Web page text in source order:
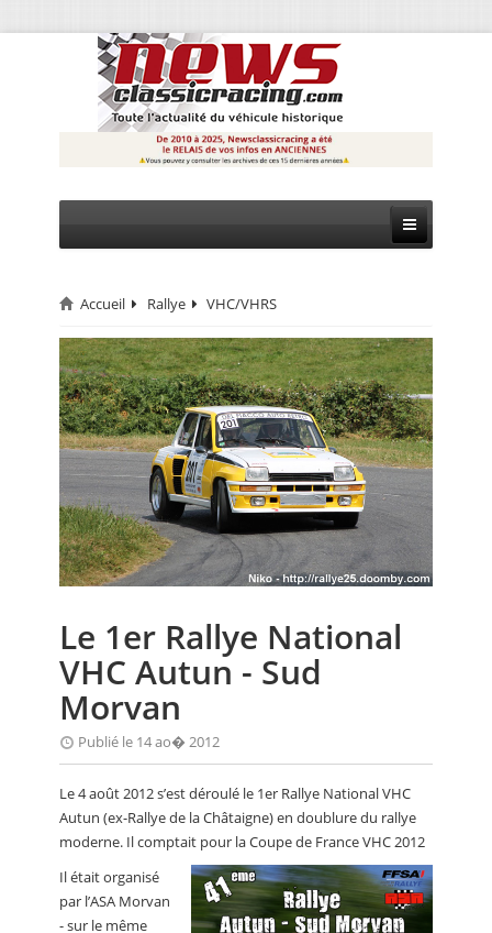
CIRCUIT
RALLYE
MONTAGNE
EVÈNEMENTS
CALENDRIER
FOCUS
ANNUAIRES
PETITES ANNONCES
Accueil Rallye VHC/VHRS
Le 1er Rallye National
VHC Autun - Sud
Morvan
Publié le 14 ao� 2012
Le 4 août 2012 s’est déroulé le 1er Rallye National VHC
Autun (ex-Rallye de la Châtaigne) en doublure du rallye
moderne. Il comptait pour la Coupe de France VHC 2012
Il était organisé
par l’ASA Morvan
- sur le même